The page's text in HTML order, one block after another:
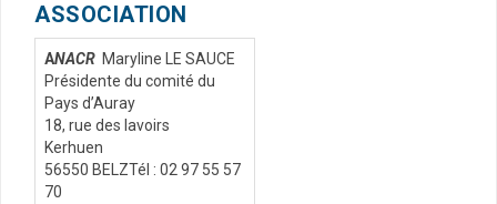
ASSOCIATION
ANACR Maryline LE SAUCE
Présidente du comité du
Pays d’Auray
18, rue des lavoirs
Kerhuen
56550 BELZTél : 02 97 55 57
70